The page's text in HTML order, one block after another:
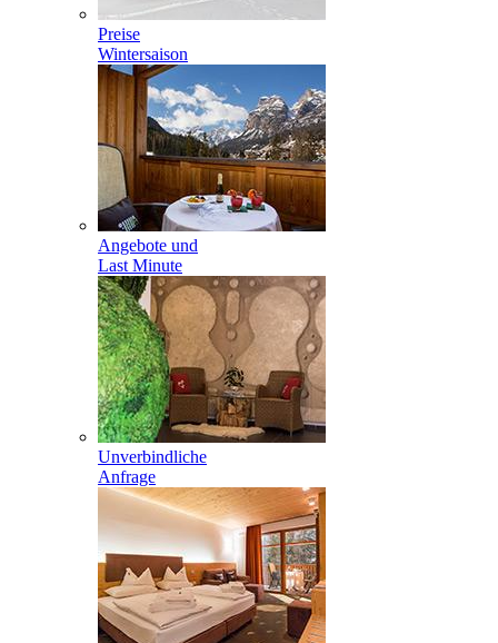
Preise
Wintersaison
Angebote und
Last Minute
Unverbindliche
Anfrage